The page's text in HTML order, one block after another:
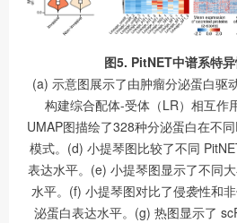
图5. PitNET中谱系特异
(a) 示意图展示了由肿瘤分泌蛋白驱
构建综合配体-受体（LR）相互作
UMAP图描绘了328种分泌蛋白在不
模式。(d) 小提琴图比较了不同
表达水平。(e) 小提琴图显示了不同
水平。(f) 小提琴图对比了侵袭性和
泌蛋白表达水平。(g) 热图显示了